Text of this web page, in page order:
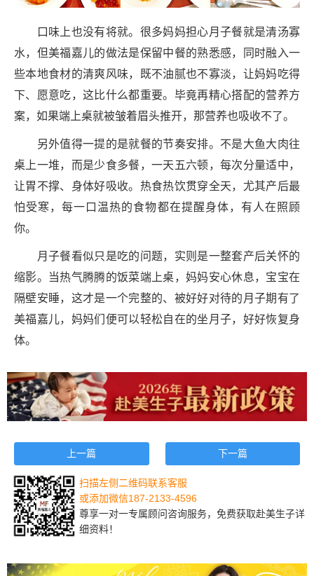
口味上也没有将就。很多妈妈担心月子餐就是清汤寡
水，但美福嘉儿的做法是保留中餐的熟悉感，同时融入一
些本地食材的清爽风味，既不油腻也不寡淡，让妈妈吃得
下、愿意吃，这比什么都重要。毕竟再精心搭配的营养方
案，如果端上桌就被皱着眉头推开，那营养也吸收不了。
另外值得一提的是就餐的节奏安排。不是大鱼大肉往
桌上一堆，而是少食多餐，一天五六顿，每次分量适中，
让胃不撑、身体好吸收。热食热饮贯穿全天，尤其产后最
怕受寒，每一口温热的食物都在提醒身体，有人在照顾
你。
月子餐看似只是吃的问题，实则是一整套产后关怀的
缩影。当热气腾腾的饭菜端上桌，妈妈安心休息，宝宝在
隔壁安睡，这才是一个完整的、被好好对待的月子期有了
美福嘉儿，妈妈们便可以轻松自在的坐月子，好好恢复身
体。
上一篇 下一篇
扫描左侧二维码联系客服
或添加微信187-2133-4596
尊享一对一专属顾问咨询服务，免费获取赴美生子详
细资料！